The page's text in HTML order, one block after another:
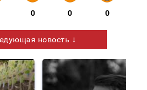
0 0 0
новость ↓